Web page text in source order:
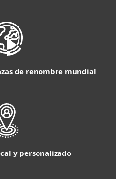
de renombre mundial
y personalizado